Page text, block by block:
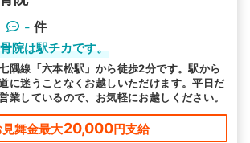
- 件
院は駅チカです。
隅線「六本松駅」から徒歩2分です。駅から
に迷うことなくお越しいただけます。平日だ
業しているので、お気軽にお越しください。
見舞金最大20,000円支給